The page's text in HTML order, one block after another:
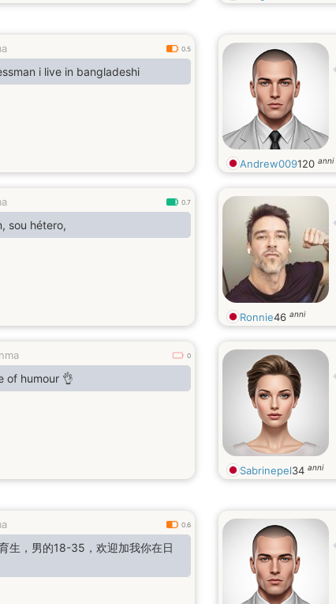
0.5
i live in bangladeshi
Andrew009120 anni
0.7
sou hétero,
Ronnie46 anni
0
of humour 👌
Sabrinepel34 anni
0.6
生，男的18-35，欢迎加我你在日